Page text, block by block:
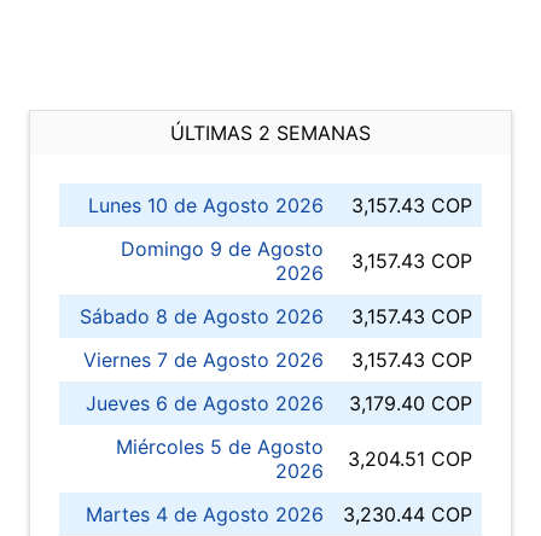
ÚLTIMAS 2 SEMANAS
Lunes 10 de Agosto 2026
3,157.43 COP
Domingo 9 de Agosto
2026
3,157.43 COP
Sábado 8 de Agosto 2026
3,157.43 COP
Viernes 7 de Agosto 2026
3,157.43 COP
Jueves 6 de Agosto 2026
3,179.40 COP
Miércoles 5 de Agosto
2026
3,204.51 COP
Martes 4 de Agosto 2026
3,230.44 COP